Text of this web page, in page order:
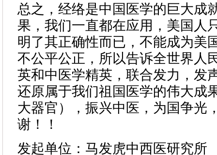
总之，经络是中国医学的巨大成
果，我们一直都在应用，美国人
明了其正确性而已，不能成为美
不公平公正，所以告诉全世界人
英和中医学精英，联合发力，发
还原属于我们祖国医学的伟大成
大器官），振兴中医，为国争光
谢！！
发起单位：马发虎中西医研究所